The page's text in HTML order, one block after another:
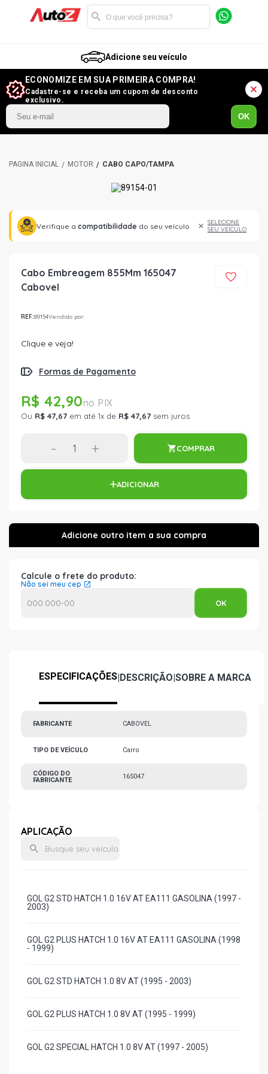
Adicione seu veículo
ECONOMIZE EM SUA PRIMEIRA COMPRA!
Cadastre-se e receba um cupom de desconto
exclusivo.
OK
MOTOR CABO CAPO/TAMPA
Verifique a compatibilidade do seu veículo
SELECIONE
SEU VEÍCULO
Cabo Embreagem 855Mm 165047
Cabovel
REF:89154Vendido por:
Clique e veja!
Formas de Pagamento
R$ 42,90
Ou R$ 47,67 em até 1x de R$ 47,67 sem juros
- + COMPRAR
ADICIONAR
Calcule o frete do produto:
Não sei meu cep
ESPECIFICAÇÕES|DESCRIÇÃO|SOBRE A MARCA
FABRICANTE CABOVEL
TIPO DE VEÍCULO Carro
CÓDIGO DO
FABRICANTE
165047
APLICAÇÃO
GOL G2 STD HATCH 1.0 16V AT EA111 GASOLINA (1997 -
2003)
GOL G2 PLUS HATCH 1.0 16V AT EA111 GASOLINA (1998
- 1999)
GOL G2 STD HATCH 1.0 8V AT (1995 - 2003)
GOL G2 PLUS HATCH 1.0 8V AT (1995 - 1999)
GOL G2 SPECIAL HATCH 1.0 8V AT (1997 - 2005)